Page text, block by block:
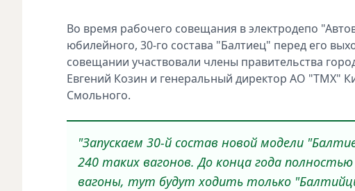
Во время рабочего совещания в электродепо
юбилейного, 30-го состава "Балтиец" перед его
совещании участвовали члены правительства
Евгений Козин и генеральный директор АО "ТМХ"
Смольного.
"Запускаем 30-й состав новой модели
240 таких вагонов. До конца года
вагоны, тут будут ходить только